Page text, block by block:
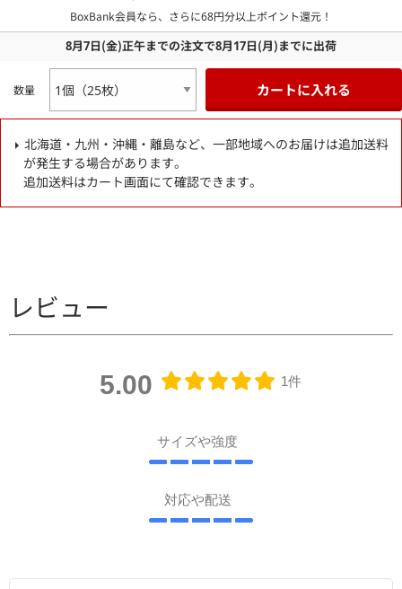
BoxBank会員なら、さらに68円分以上ポイント還元！
8月7日(金)正午までの注文で8月17日(月)までに出荷
数量 カートに入れる
北海道・九州・沖縄・離島など、一部地域へのお届けは追加送料
が発生する場合があります。
追加送料はカート画面にて確認できます。
レビュー
5.00 1件
サイズや強度
対応や配送